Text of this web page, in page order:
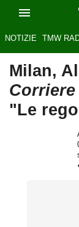
NOTIZIE TMW
Milan,
"Le